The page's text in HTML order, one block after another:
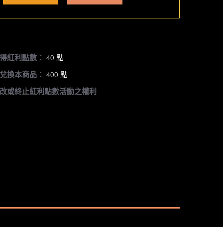
紅利點數： 40 點
換本商品： 400 點
或終止紅利點數活動之權利